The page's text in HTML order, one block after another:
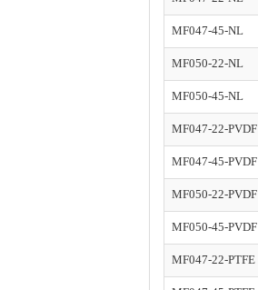
MF047-45-NL
MF050-22-NL
MF050-45-NL
MF047-22-PVDF
MF047-45-PVDF
MF050-22-PVDF
MF050-45-PVDF
MF047-22-PTFE